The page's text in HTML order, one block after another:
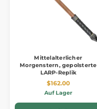
Mittelalterlicher
Morgenstern, gepolsterte
LARP-Replik
$162.00
Auf Lager